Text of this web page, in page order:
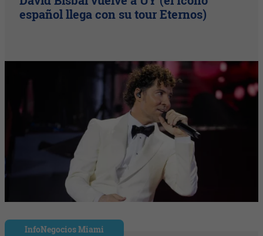
español llega con su tour Eternos)
InfoNegocios Miami